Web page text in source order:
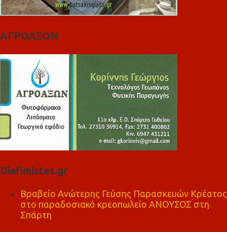
ΑΓΡΟΑΞΩΝ
Diafimistes.gr
Βραβείο Ανώτερης Γεύσης Παρασκευών Κρέατος
στο παραδοσιακό κρεοπωλείο ΑΝΟΥΣΟΣ στη
Σπάρτη